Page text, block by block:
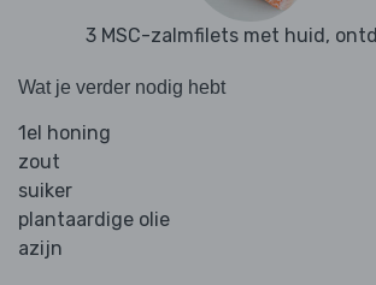
3 MSC-zalmfilets met huid,
Wat je verder nodig hebt
1el honing
zout
suiker
plantaardige olie
azijn